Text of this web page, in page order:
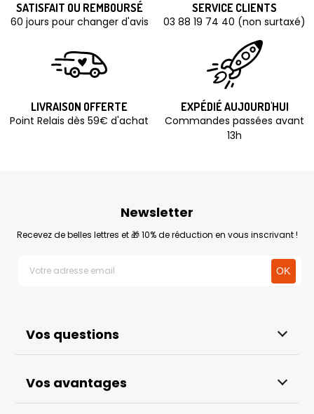
SATISFAIT OU REMBOURSÉ
60 jours pour changer d'avis
SERVICE CLIENTS
03 88 19 74 40 (non surtaxé)
LIVRAISON OFFERTE
Point Relais dès 59€ d'achat
EXPÉDIÉ AUJOURD'HUI
Commandes passées avant
13h
Vos questions
Vos avantages
Newsletter
Recevez de belles lettres et 🎁 10% de réduction en vous inscrivant !